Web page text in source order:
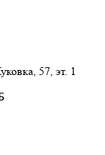
57, эт. 1